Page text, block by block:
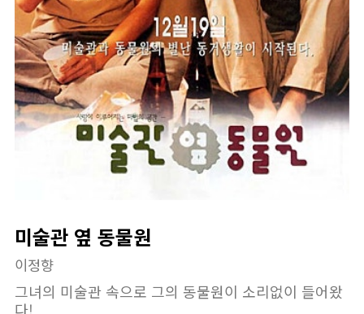
미술관 옆 동물원
이정향
그녀의 미술관 속으로 그의 동물원이 소리없이 들어왔
다!